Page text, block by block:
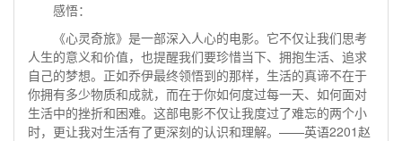
感悟：
《心灵奇旅》是一部深入人心的电影。它不仅让我们思考
人生的意义和价值，也提醒我们要珍惜当下、拥抱生活、追求
自己的梦想。正如乔伊最终领悟到的那样，生活的真谛不在于
你拥有多少物质和成就，而在于你如何度过每一天、如何面对
生活中的挫折和困难。这部电影不仅让我度过了难忘的两个小
时，更让我对生活有了更深刻的认识和理解。——英语2201赵